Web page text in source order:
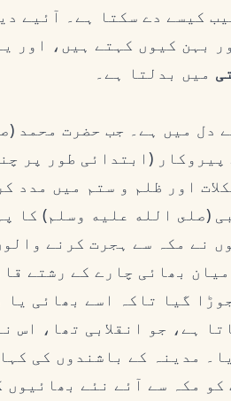
کیسے دے سکتا ہے۔ آئیے
بہن کیوں کہتے ہیں، اور
میں بدلتا ہے۔
دل میں ہے۔ جب حضرت محمد
(ابتدائی طور پر
اور ظلم و ستم میں مدد
(صلى الله عليه وسلم) کا
نے مکہ سے ہجرت کرنے
بھائی چارے کے رشتے
گیا تاکہ اسے بھائی یا
ہے، جو انقلابی تھا، اس
مدینہ کے باشندوں کی
مکہ سے آئے نئے بھائیوں